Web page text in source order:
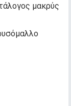
μακρύς